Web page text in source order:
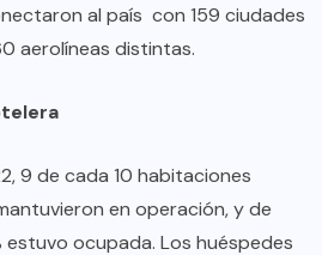
al país con 159 ciudades
aerolíneas distintas.
9 de cada 10 habitaciones
en operación, y de
estuvo ocupada. Los huéspedes